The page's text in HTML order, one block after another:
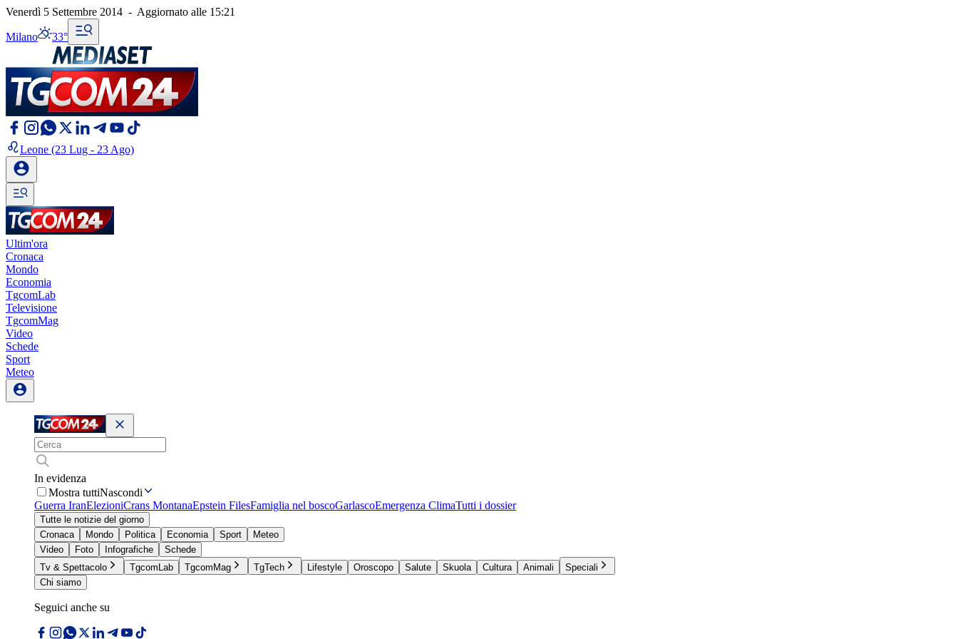
Venerdì 5 Settembre 2014 - Aggiornato alle 15:21
Milano 33°
Leone (23 Lug - 23 Ago)
Ultim'ora
Cronaca
Mondo
Economia
TgcomLab
Televisione
TgcomMag
Video
Schede
Sport
Meteo
In evidenza
Mostra tuttiNascondi
Guerra IranElezioniCrans MontanaEpstein FilesFamiglia nel boscoGarlascoEmergenza ClimaTutti i dossier
Tutte le notizie del giorno
Cronaca
Mondo Politica Economia Sport
Meteo
Video
Foto Infografiche
Schede
Tv & Spettacolo
TgcomLab TgcomMag TgTech Lifestyle Oroscopo Salute Skuola Cultura Animali
Speciali
Chi siamo
Seguici anche su